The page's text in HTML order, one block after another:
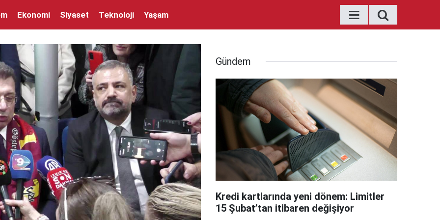
Ekonomi Siyaset Teknoloji Yaşam
Gündem
Kredi kartlarında yeni dönem: Limitler
15 Şubat’tan itibaren değişiyor